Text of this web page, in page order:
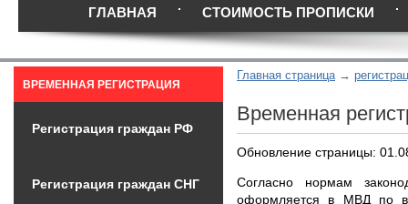
ГЛАВНАЯ СТОИМОСТЬ ПРОПИСКИ
Главная страница
Временная
Обновление страницы:
Согласно нормам
оформляется в МВД по
ВРЕМЕННАЯ РЕГИСТРАЦИЯ
Регистрация граждан РФ
Регистрация граждан СНГ